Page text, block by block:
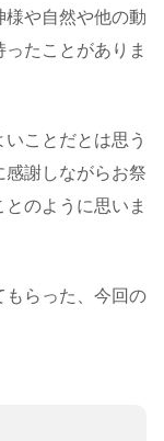
様や自然や他の動
たことがありま
ことだとは思う
謝しながらお祭
のように思いま
もらった、今回の